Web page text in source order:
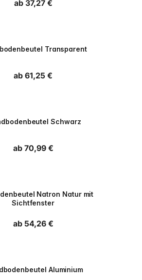
Normaler Preis
ab 37,27 €
Transparent
Normaler Preis
ab 61,25 €
Schwarz
Normaler Preis
ab 70,99 €
Natron Natur mit
Sichtfenster
Normaler Preis
ab 54,26 €
Aluminium